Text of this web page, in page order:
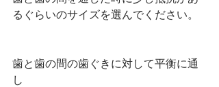
るぐらいのサイズを選んでください。
歯と歯の間の歯ぐきに対して平衡に通
し